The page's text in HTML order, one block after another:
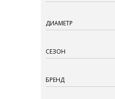
ДИАМЕТР
СЕЗОН
БРЕНД